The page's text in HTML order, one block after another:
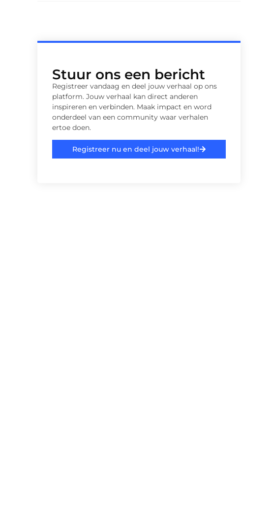
Stuur ons een bericht
Registreer vandaag en deel jouw verhaal op ons
platform. Jouw verhaal kan direct anderen
inspireren en verbinden. Maak impact en word
onderdeel van een community waar verhalen
ertoe doen.
Registreer nu en deel jouw verhaal!